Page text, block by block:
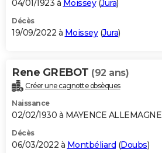
04/01/1923 à Moissey(Jura)
Décès
19/09/2022 à Moissey(Jura)
Rene GREBOT (92 ans)
Créer une cagnotte obsèques
Naissance
02/02/1930 à MAYENCE ALLEMAGNE
Décès
06/03/2022 à Montbéliard (Doubs)